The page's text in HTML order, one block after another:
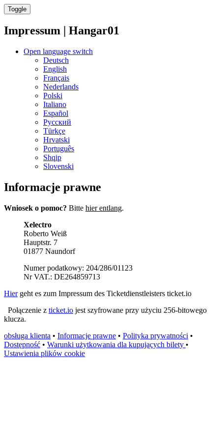
Toggle
Impressum | Hangar01
Open language switch
Deutsch
English
Français
Nederlands
Polski
Italiano
Español
Русский
Türkçe
Hrvatski
Português
Shqip
Slovenski
Informacje prawne
Wniosek o pomoc? Bitte hier entlang.
Xelectro
Roberto Weiß
Hauptstr. 7
01877 Naundorf
Numer podatkowy: 204/286/01123
Nr VAT.: DE264859713
Hiergeht es zum Impressum des Ticketdienstleisters ticket.io
Połączenie z ticket.io jest szyfrowane przy użyciu 256-bitowego
klucza.
obsługa klienta • Informacje prawne • Polityka prywatności •
Dostępność • Warunki użytkowania dla kupujących bilety •
Ustawienia plików cookie